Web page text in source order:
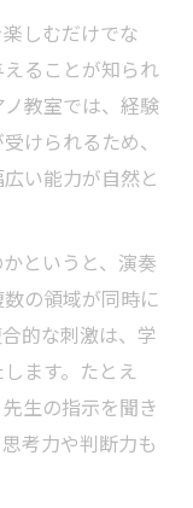
しむだけでな
ることが知られ
教室では、経験
けられるため、
い能力が自然と
というと、演奏
の領域が同時に
的な刺激は、学
ます。たとえ
生の指示を聞き
考力や判断力も